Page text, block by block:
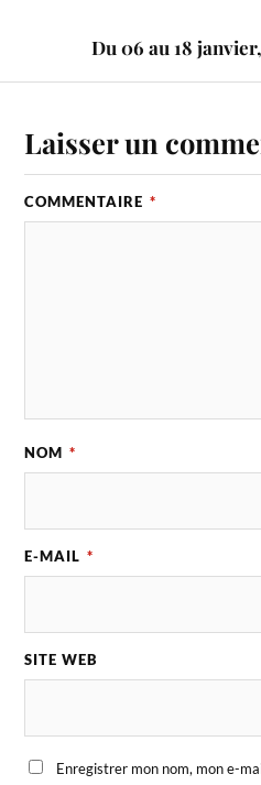
Du 06 au 18
Laisser un
COMMENTAIRE *
NOM *
E-MAIL *
SITE WEB
Enregistrer mon nom, mon e-